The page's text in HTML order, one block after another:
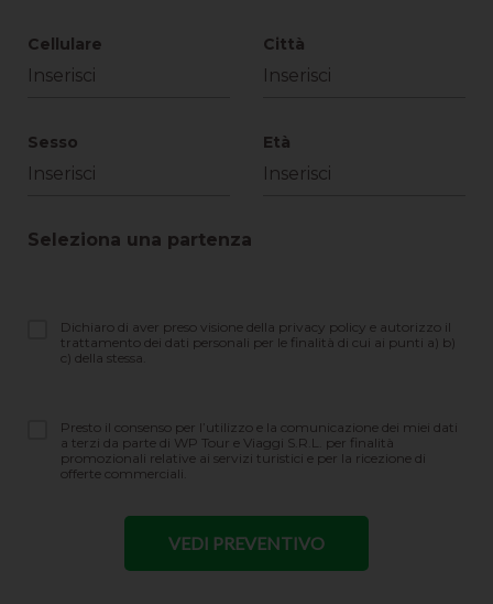
Cellulare Città
Sesso Età
Seleziona una partenza
Dichiaro di aver preso visione della privacy policy e autorizzo il
trattamento dei dati personali per le finalità di cui ai punti a) b)
c) della stessa.
Presto il consenso per l’utilizzo e la comunicazione dei miei dati
a terzi da parte di WP Tour e Viaggi S.R.L. per finalità
promozionali relative ai servizi turistici e per la ricezione di
offerte commerciali.